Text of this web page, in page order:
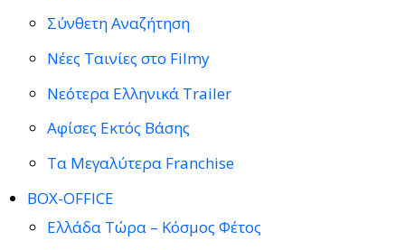
Σύνθετη Αναζήτηση
Νέες Ταινίες στο Filmy
Νεότερα Ελληνικά Trailer
Αφίσες Εκτός Βάσης
Τα Μεγαλύτερα Franchise
BOX-OFFICE
Ελλάδα Τώρα – Κόσμος Φέτος